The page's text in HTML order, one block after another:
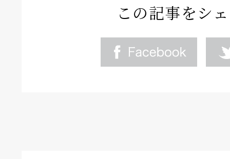
この記事をシ